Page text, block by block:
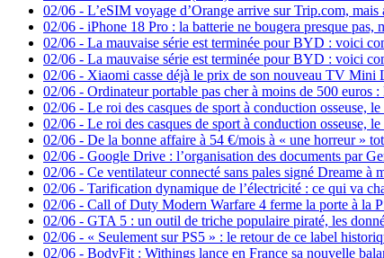
02/06 - L’eSIM voyage d’Orange arrive sur Trip.com, mais
02/06 - iPhone 18 Pro : la batterie ne bougera presque pas,
02/06 - La mauvaise série est terminée pour BYD : voici
02/06 - La mauvaise série est terminée pour BYD : voici
02/06 - Xiaomi casse déjà le prix de son nouveau TV Mini
02/06 - Ordinateur portable pas cher à moins de 500 euros
02/06 - Le roi des casques de sport à conduction osseuse,
02/06 - Le roi des casques de sport à conduction osseuse,
02/06 - De la bonne affaire à 54 €/mois à « une horreur »
02/06 - Google Drive : l’organisation des documents par
02/06 - Ce ventilateur connecté sans pales signé Dreame à
02/06 - Tarification dynamique de l’électricité : ce qui va
02/06 - Call of Duty Modern Warfare 4 ferme la porte à la
02/06 - GTA 5 : un outil de triche populaire piraté, les
02/06 - « Seulement sur PS5 » : le retour de ce label
02/06 - BodyFit : Withings lance en France sa nouvelle